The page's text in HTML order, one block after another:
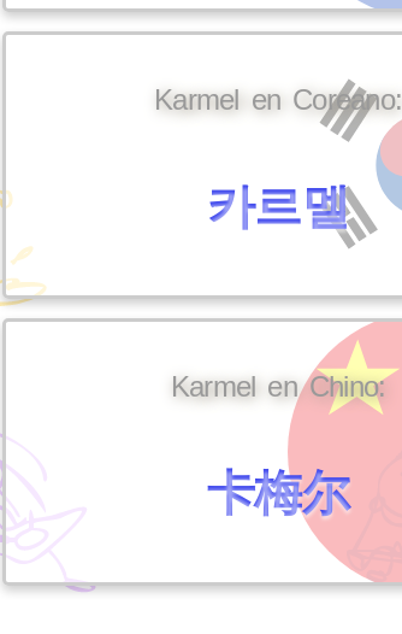
Karmel en Coreano:
카르멜
Karmel en Chino:
卡梅尔